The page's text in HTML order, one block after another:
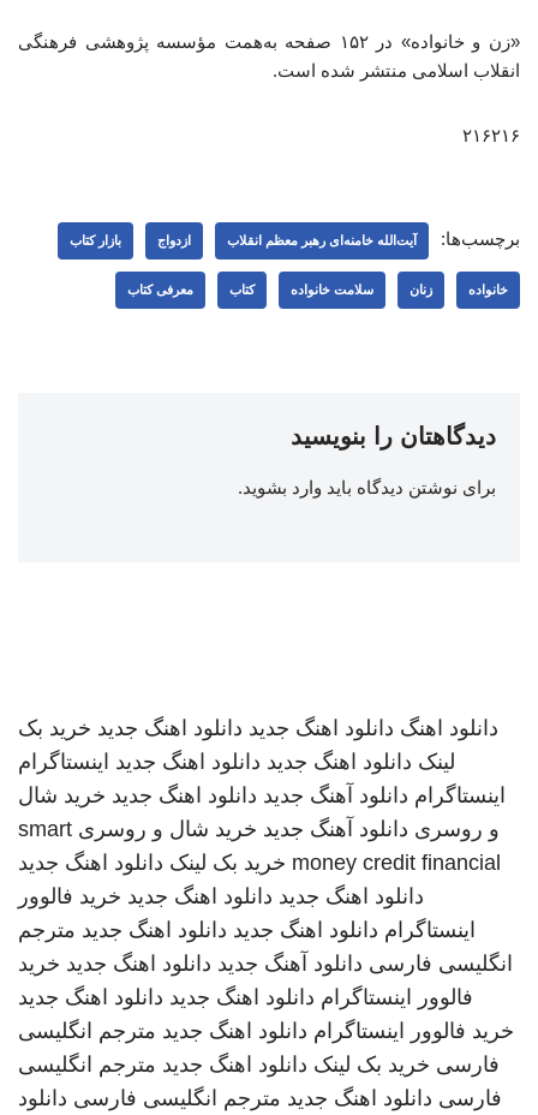
«زن و خانواده» در ۱۵۲ صفحه به‌همت مؤسسه پژوهشی فرهنگی
انقلاب اسلامی منتشر شده است.
۲۱۶۲۱۶
برچسب‌ها: آیت‌الله خامنه‌ای رهبر معظم انقلاب ازدواج بازار کتاب
خانواده زنان سلامت خانواده کتاب معرفی کتاب
دیدگاهتان را بنویسید
برای نوشتن دیدگاه باید وارد بشوید.
دانلود اهنگ دانلود اهنگ جدید دانلود اهنگ جدید خرید بک
لینک دانلود اهنگ جدید دانلود اهنگ جدید اینستاگرام
اینستاگرام دانلود آهنگ جدید دانلود اهنگ جدید خرید شال
و روسری دانلود آهنگ جدید خرید شال و روسری smart
money credit financial خرید بک لینک دانلود اهنگ جدید
دانلود اهنگ جدید دانلود اهنگ جدید خرید فالوور
اینستاگرام دانلود اهنگ جدید دانلود اهنگ جدید مترجم
انگلیسی فارسی دانلود آهنگ جدید دانلود اهنگ جدید خرید
فالوور اینستاگرام دانلود اهنگ جدید دانلود اهنگ جدید
خرید فالوور اینستاگرام دانلود اهنگ جدید مترجم انگلیسی
فارسی خرید بک لینک دانلود اهنگ جدید مترجم انگلیسی
فارسی دانلود اهنگ جدید مترجم انگلیسی فارسی دانلود